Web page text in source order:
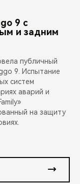
9 с
и задним
публичный
9. Испытание
систем
аварий и
на защиту